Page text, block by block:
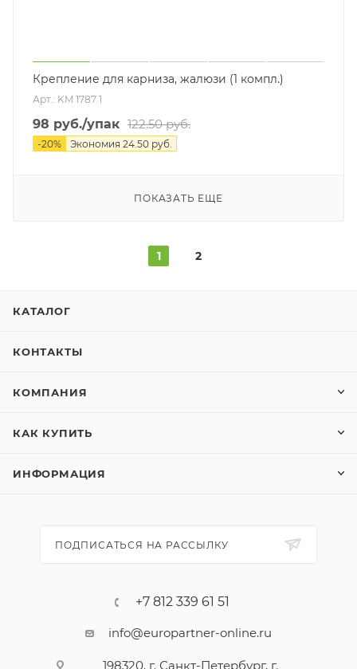
Крепление для карниза, жалюзи (1 компл.)
Арт.: KM 1787 1
98 руб./упак 122.50руб.
-20% Экономия 24.50 руб.
ПОКАЗАТЬ ЕЩЕ
1 2
КАТАЛОГ
КОНТАКТЫ
КОМПАНИЯ
КАК КУПИТЬ
ИНФОРМАЦИЯ
ПОДПИСАТЬСЯ НА РАССЫЛКУ
+7 812 339 61 51
info@europartner-online.ru
198320, г. Санкт-Петербург, г.